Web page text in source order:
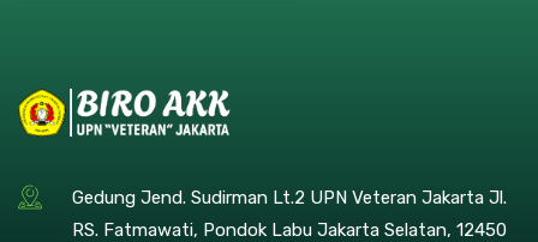
Gedung Jend. Sudirman Lt.2 UPN Veteran Jakarta Jl.
RS. Fatmawati, Pondok Labu Jakarta Selatan, 12450